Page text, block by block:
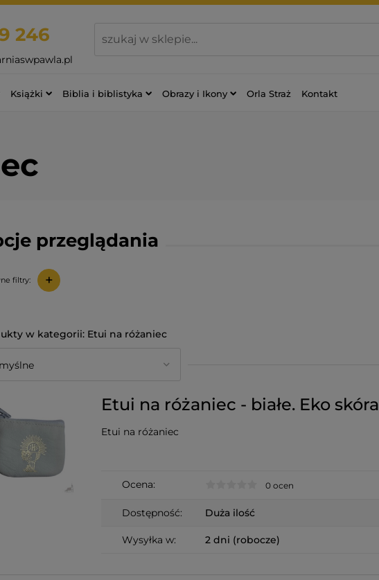
246
Książki Biblia i biblistyka Obrazy i Ikony Orla Straż Kontakt
przeglądania
filtry: +
Etui na różaniec
Etui na różaniec - białe. Eko skóra
Etui na różaniec
Ocena: 0 ocen
Dostępność: Duża ilość
Wysyłka w: 2 dni (robocze)